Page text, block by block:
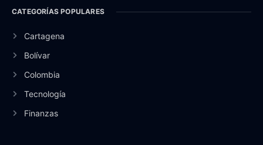
CATEGORÍAS POPULARES
Cartagena
Bolívar
Colombia
Tecnología
Finanzas